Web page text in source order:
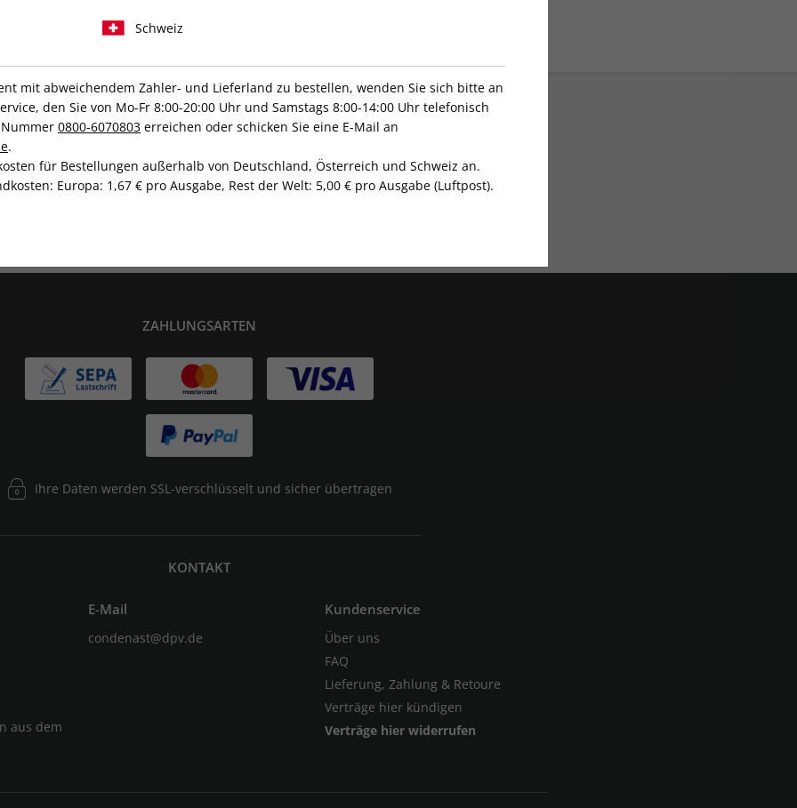
IHRE ABO-VORTEILE
ZAHLUNGSARTEN
Ihre Daten werden SSL-verschlüsselt und sicher übertragen
KONTAKT
aus dem
E-Mail
condenast@dpv.de
Kundenservice
Über uns
FAQ
Lieferung, Zahlung & Retoure
Verträge hier kündigen
Verträge hier widerrufen
Schweiz
mit abweichendem Zahler- und Lieferland zu bestellen, wenden Sie sich bitte an
den Sie von Mo-Fr 8:00-20:00 Uhr und Samstags 8:00-14:00 Uhr telefonisch
0800-6070803 erreichen oder schicken Sie eine E-Mail an
.
für Bestellungen außerhalb von Deutschland, Österreich und Schweiz an.
Europa: 1,67 € pro Ausgabe, Rest der Welt: 5,00 € pro Ausgabe (Luftpost).